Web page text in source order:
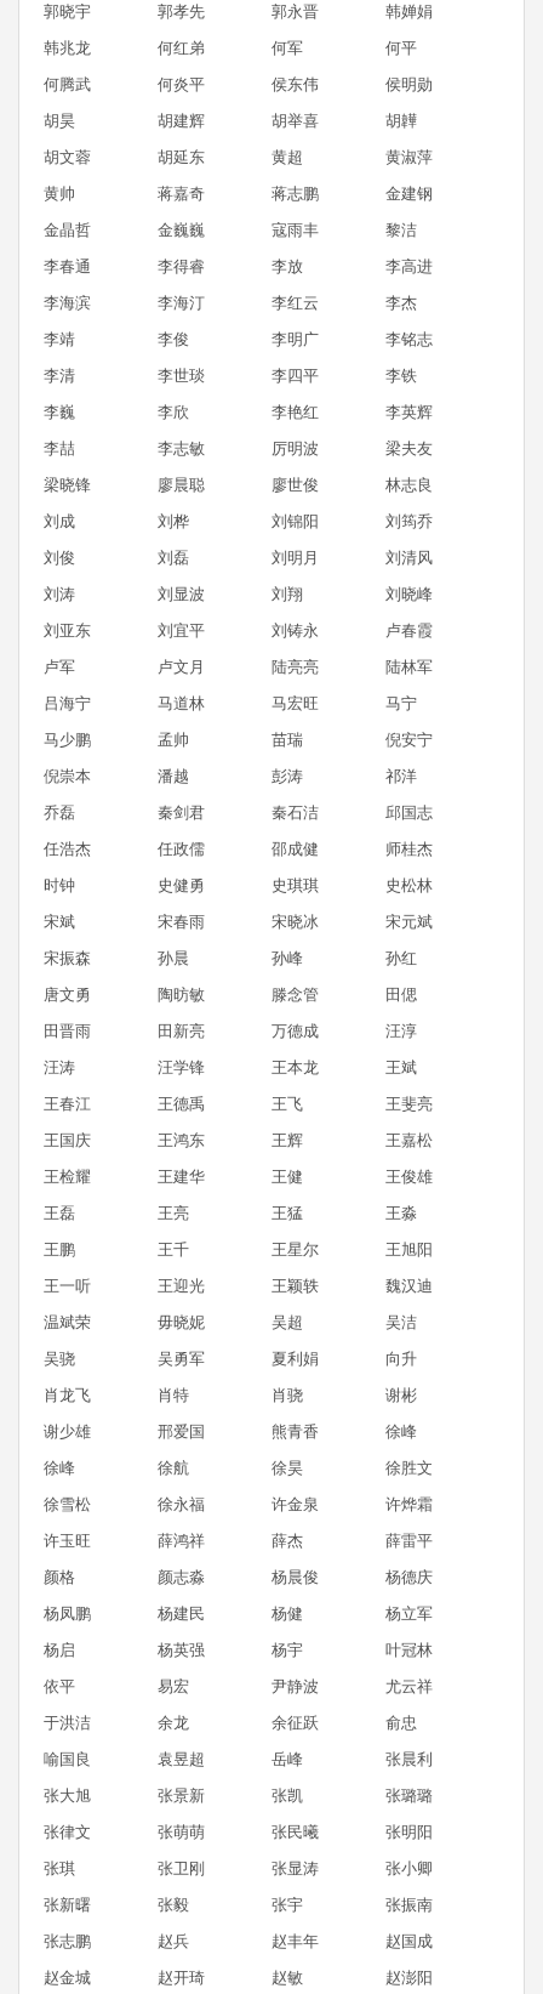
郭晓宇
郭孝先 郭永晋
韩婵娟
韩兆龙
何红弟 何军
何平
何腾武
何炎平 侯东伟
侯明勋
胡昊
胡建辉 胡举喜
胡韡
胡文蓉
胡延东 黄超
黄淑萍
黄帅
蒋嘉奇 蒋志鹏
金建钢
金晶哲
金巍巍 寇雨丰
黎洁
李春通
李得睿 李放
李高进
李海滨
李海汀 李红云
李杰
李靖
李俊 李明广
李铭志
李清
李世琰 李四平
李铁
李巍
李欣 李艳红
李英辉
李喆
李志敏 厉明波
梁夫友
梁晓锋
廖晨聪 廖世俊
林志良
刘成
刘桦 刘锦阳
刘筠乔
刘俊
刘磊 刘明月
刘清风
刘涛
刘显波 刘翔
刘晓峰
刘亚东
刘宜平 刘铸永
卢春霞
卢军
卢文月 陆亮亮
陆林军
吕海宁
马道林 马宏旺
马宁
马少鹏
孟帅 苗瑞
倪安宁
倪崇本
潘越 彭涛
祁洋
乔磊
秦剑君 秦石洁
邱国志
任浩杰
任政儒 邵成健
师桂杰
时钟
史健勇 史琪琪
史松林
宋斌
宋春雨 宋晓冰
宋元斌
宋振森
孙晨 孙峰
孙红
唐文勇
陶昉敏 滕念管
田偲
田晋雨
田新亮 万德成
汪淳
汪涛
汪学锋 王本龙
王斌
王春江
王德禹 王飞
王斐亮
王国庆
王鸿东 王辉
王嘉松
王检耀
王建华 王健
王俊雄
王磊
王亮 王猛
王淼
王鹏
王千 王星尔
王旭阳
王一听
王迎光 王颖轶
魏汉迪
温斌荣
毋晓妮 吴超
吴洁
吴骁
吴勇军 夏利娟
向升
肖龙飞
肖特 肖骁
谢彬
谢少雄
邢爱国 熊青香
徐峰
徐峰
徐航 徐昊
徐胜文
徐雪松
徐永福 许金泉
许烨霜
许玉旺
薛鸿祥 薛杰
薛雷平
颜格
颜志淼 杨晨俊
杨德庆
杨凤鹏
杨建民 杨健
杨立军
杨启
杨英强 杨宇
叶冠林
依平
易宏 尹静波
尤云祥
于洪洁
余龙 余征跃
俞忠
喻国良
袁昱超 岳峰
张晨利
张大旭
张景新 张凯
张璐璐
张律文
张萌萌 张民曦
张明阳
张琪
张卫刚 张显涛
张小卿
张新曙
张毅 张宇
张振南
张志鹏
赵兵 赵丰年
赵国成
赵金城
赵开琦 赵敏 赵澎阳